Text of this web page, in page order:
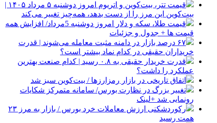
قیمت تتر، بیت‌کوین و اتریوم امروز دوشنبه ۵ مرداد ۱۴۰۵ |
بیت‌کوین این مرز را از دست بدهد، همه‌چیز تغییر می‌کند
قیمت طلا، سکه و دلار امروز دوشنبه 5مرداد/ افزایش همه
قیمت ها + جدول و جزئیات
۶۷ درصد بازار در دامنه مثبت معامله می‌شوند | قدرت
خریداران حقیقی در کدام نماد بیشتر است؟
قدرت خریدار حقیقی به ۰.۸ رسید | کدام صنعت بهترین
عملکرد را داشت؟
اتفاق تاریخی در بازار رمزارزها / بیت‌کوین سبز شد
تغییر بزرگ در نظارت بورس/ سامانه متمرکز شکایات
رونمایی شد +لینک
رکوردشکنی ارزش معاملات خرد بورس / بازار به مرز ۲۳
همت رسید